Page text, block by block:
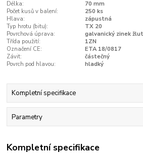
Délka:
70 mm
Počet kusů v balení:
250 ks
Hlava:
zápustná
Typ hrotu (bitu):
TX 20
Povrchová úprava:
galvanický zinek
Třída použití:
1ZN
Označení CE:
ETA 18/0817
Závit:
částečný
Povrch pod hlavou:
hladký
Kompletní specifikace
Parametry
Kompletní specifikace